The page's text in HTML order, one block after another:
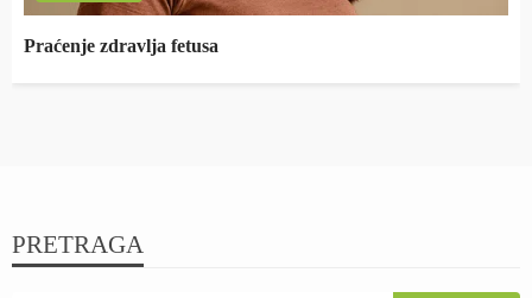
Praćenje zdravlja fetusa
PRETRAGA